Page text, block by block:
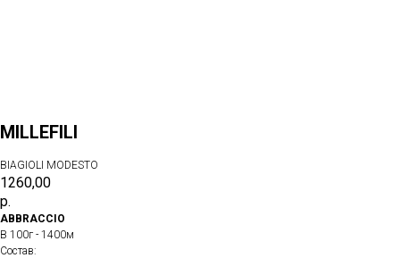
MILLEFILI
BIAGIOLI MODESTO
1260,00
р.
ABBRACCIO
В 100г - 1400м
Состав: